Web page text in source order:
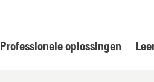
Professionele oplossingen